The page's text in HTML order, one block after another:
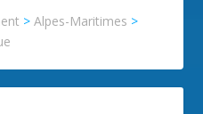
>Alpes-Maritimes >